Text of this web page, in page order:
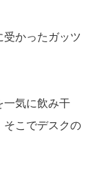
受かったガッツ
気に飲み干
そこでデスクの